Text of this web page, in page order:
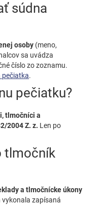
súdna
osoby (meno,
sa uvádza
číslo zo zoznamu.
pečiatka.
pečiatku?
tlmočníci a
2004 Z. z. Len po
tlmočník
a tlmočnícke úkony
zapísaná